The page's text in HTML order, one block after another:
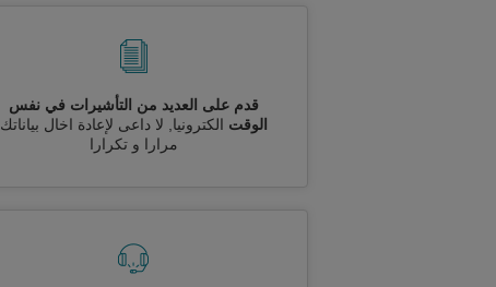
قدم على العديد من التأشيرات في نفس
الوقت الكترونيا, لا داعى لإعادة اخال بياناتك
مرارا و تكرارا